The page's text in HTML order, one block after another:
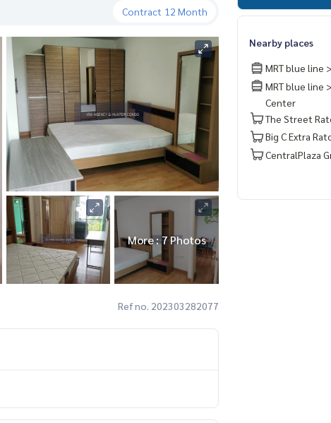
Contract 12 Month
More : 7 Photos
Ref no. 202303282077
Nearby places
MRT blue line
MRT blue line
Center
The Street
Big C Extra
CentralPlaza